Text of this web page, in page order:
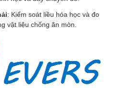
: Kiểm soát liều hóa học và đo
vật liệu chống ăn mòn.